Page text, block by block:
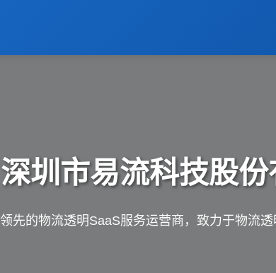
深圳市易流科技股份
领先的物流透明SaaS服务运营商，致力于物流